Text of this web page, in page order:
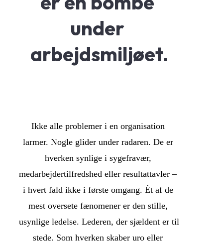
under
arbejdsmiljøet.
Ikke alle problemer i en organisation
larmer. Nogle glider under radaren. De er
hverken synlige i sygefravær,
medarbejdertilfredshed eller resultattavler –
i hvert fald ikke i første omgang. Ét af de
mest oversete fænomener er den stille,
usynlige ledelse. Lederen, der sjældent er til
stede. Som hverken skaber uro eller